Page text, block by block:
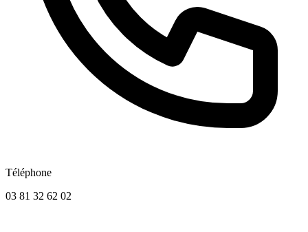
Téléphone
03 81 32 62 02